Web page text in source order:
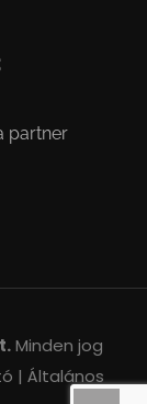
partner
Minden jog
| Általános